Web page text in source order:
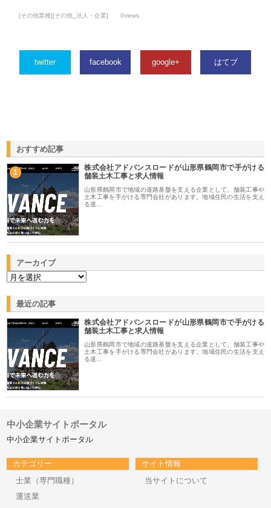
[その他業種][その他_法人・企業] 0views
twitter facebook google+ はてブ
おすすめ記事
1
株式会社アドバンスロードが山形県鶴岡市で手がける
舗装土木工事と求人情報
山形県鶴岡市で地域の道路基盤を支える企業として、舗装工事や
土木工事を手がける専門会社があります。地域住民の生活を支え
る道…
アーカイブ
最近の記事
株式会社アドバンスロードが山形県鶴岡市で手がける
舗装土木工事と求人情報
山形県鶴岡市で地域の道路基盤を支える企業として、舗装工事や
土木工事を手がける専門会社があります。地域住民の生活を支え
る道…
中小企業サイトポータル
中小企業サイトポータル
カテゴリー
士業（専門職種）
運送業
サイト情報
当サイトについて